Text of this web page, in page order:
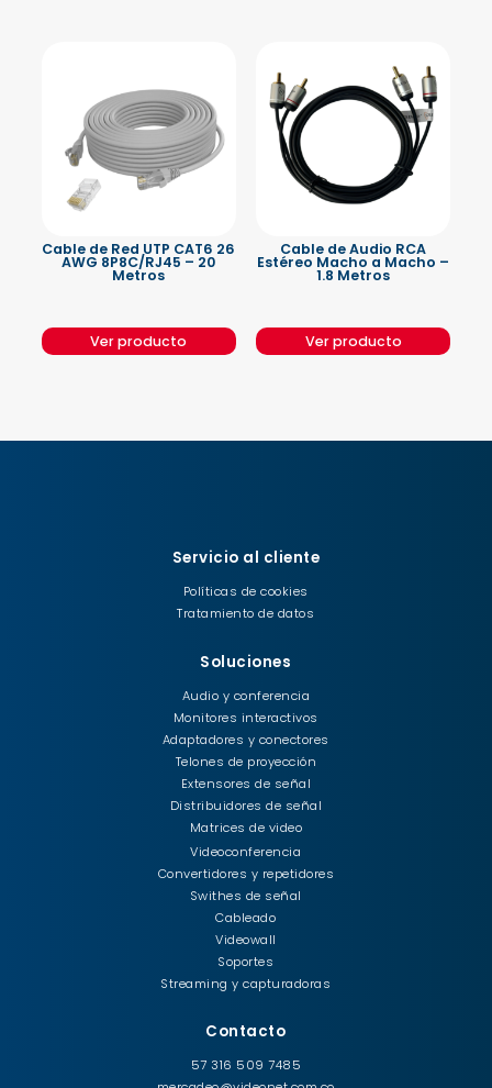
Cable de Red UTP CAT6 26
AWG 8P8C/RJ45 – 20
Metros
Ver producto
Cable de Audio RCA
Estéreo Macho a Macho –
1.8 Metros
Ver producto
Servicio al cliente
Políticas de cookies
Tratamiento de datos
Soluciones
Audio y conferencia
Monitores interactivos
Adaptadores y conectores
Telones de proyección
Extensores de señal
Distribuidores de señal
Matrices de video
Videoconferencia
Convertidores y repetidores
Swithes de señal
Cableado
Videowall
Soportes
Streaming y capturadoras
Contacto
57 316 509 7485